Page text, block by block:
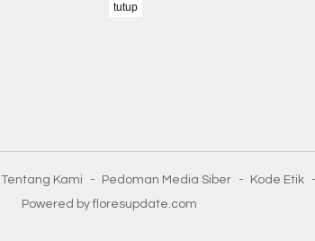
Tentang Kami Pedoman Media Siber Kode Etik
Powered by floresupdate.com
tutup